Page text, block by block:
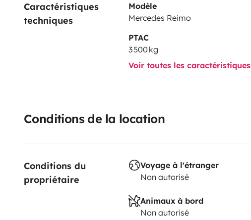
Caractéristiques
techniques
Modèle
Mercedes Reimo
PTAC
3 500 kg
Voir toutes les caractéristiques
Conditions de la location
Conditions du
propriétaire
Voyage à l'étranger
Non autorisé
Animaux à bord
Non autorisé